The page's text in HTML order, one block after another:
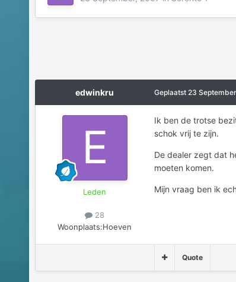
edwinkru
Leden
28
Woonplaats:Hoeven
Geplaatst 23
Ik ben de trotse
schok vrij te zijn.
De dealer zegt dat
moeten komen.
Mijn vraag ben ik
Quote